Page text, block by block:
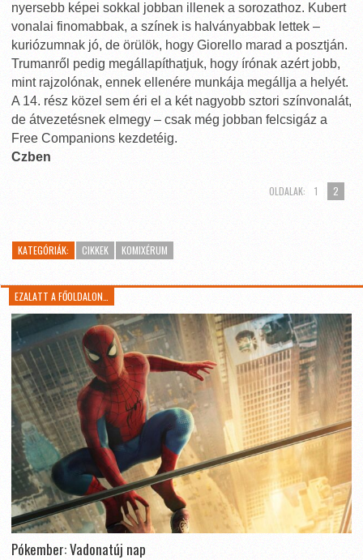
nyersebb képei sokkal jobban illenek a sorozathoz. Kubert
vonalai finomabbak, a színek is halványabbak lettek –
kuriózumnak jó, de örülök, hogy Giorello marad a posztján.
Trumanről pedig megállapíthatjuk, hogy írónak azért jobb,
mint rajzolónak, ennek ellenére munkája megállja a helyét.
A 14. rész közel sem éri el a két nagyobb sztori színvonalát,
de átvezetésnek elmegy – csak még jobban felcsigáz a
Free Companions kezdetéig.
Czben
OLDALAK: 1 2
KATEGÓRIÁK: CIKKEK KOMIXÉRUM
EZALATT A FŐOLDALON…
Pókember: Vadonatúj nap